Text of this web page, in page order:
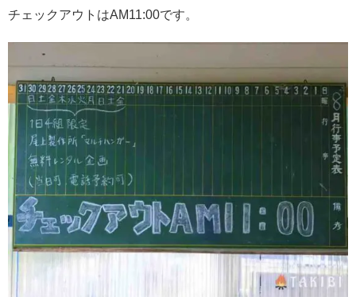
チェックアウトはAM11:00です。